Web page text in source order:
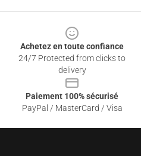
Achetez en toute confiance
24/7 Protected from clicks to
delivery
Paiement 100% sécurisé
PayPal / MasterCard / Visa